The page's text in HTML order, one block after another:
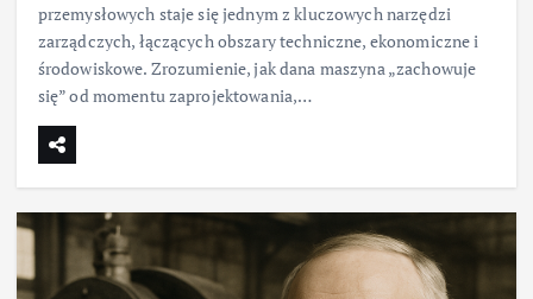
przemysłowych staje się jednym z kluczowych narzędzi
zarządczych, łączących obszary techniczne, ekonomiczne i
środowiskowe. Zrozumienie, jak dana maszyna „zachowuje
się” od momentu zaprojektowania,…